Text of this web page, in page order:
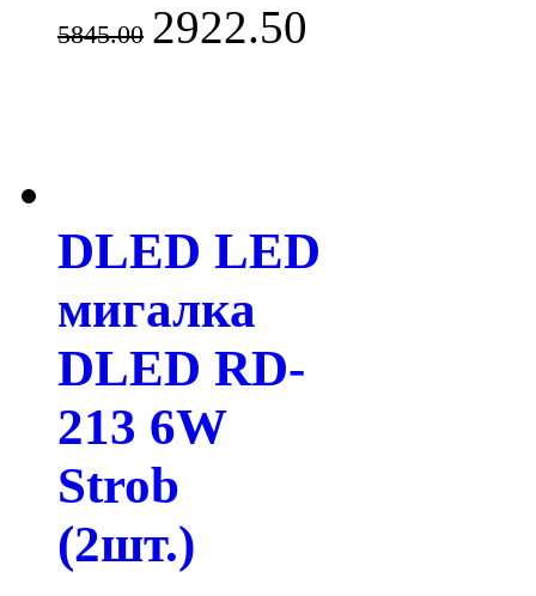
5845.00 2922.50
DLED LED
мигалка
DLED RD-
213 6W
Strob
(2шт.)